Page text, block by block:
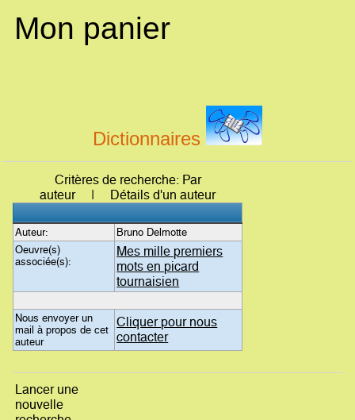
Mon panier
Dictionnaires
Critères de recherche: Par
auteur | Détails d'un auteur
Auteur:
Bruno Delmotte
Oeuvre(s)
associée(s):
Mes mille premiers
mots en picard
tournaisien
Nous envoyer un
mail à propos de cet
auteur
Cliquer pour nous
contacter
Lancer une
nouvelle